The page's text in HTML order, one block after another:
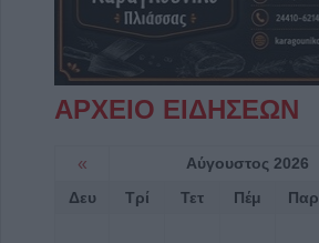
ΑΡΧΕΙΟ ΕΙΔΗΣΕΩΝ
« Αύγουστος 2026
Δευ Τρί Τετ Πέμ Παρ